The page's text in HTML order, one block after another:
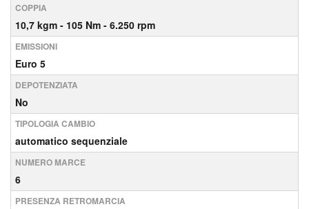
COPPIA
10,7 kgm - 105 Nm - 6.250 rpm
EMISSIONI
Euro 5
DEPOTENZIATA
No
TIPOLOGIA CAMBIO
automatico sequenziale
NUMERO MARCE
6
PRESENZA RETROMARCIA